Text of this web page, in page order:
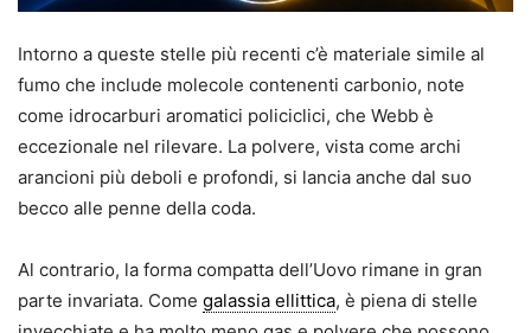
Intorno a queste stelle più recenti c’è materiale simile al
fumo che include molecole contenenti carbonio, note
come idrocarburi aromatici policiclici, che Webb è
eccezionale nel rilevare. La polvere, vista come archi
arancioni più deboli e profondi, si lancia anche dal suo
becco alle penne della coda.
Al contrario, la forma compatta dell’Uovo rimane in gran
parte invariata. Come galassia ellittica, è piena di stelle